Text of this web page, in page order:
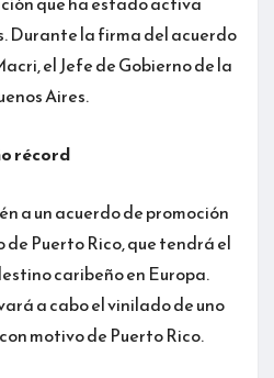
Durante la firma del acuerdo
el Jefe de Gobierno de la
Aires.
récord
a un acuerdo de promoción
Puerto Rico, que tendrá el
caribeño en Europa.
a cabo el vinilado de uno
motivo de Puerto Rico.